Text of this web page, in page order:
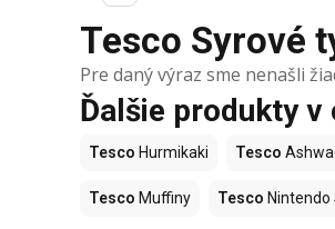
Tesco Syrové
Pre daný výraz sme nenašli
Ďalšie produkty v
Tesco Hurmikaki Tesco
Tesco Muffiny Tesco Nintendo